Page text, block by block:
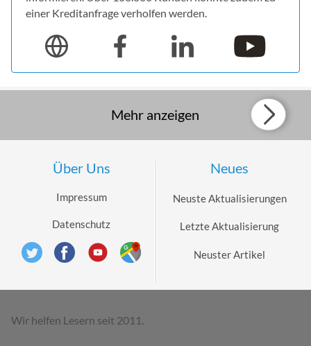
einer Kreditanfrage verholfen werden.
Mehr anzeigen
Über Uns
Impressum
Datenschutz
Neues
Neuste Aktualisierungen
Letzte Aktualisierung
Neuster Artikel
Wir helfen Lesern seit 2011.